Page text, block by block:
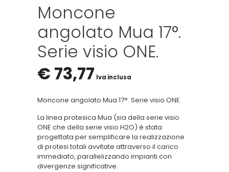
Moncone
angolato Mua 17°.
Serie visio ONE.
€ 73,77 Iva inclusa
Moncone angolato Mua 17°. Serie visio ONE.
La linea protesica Mua (sia della serie visio
ONE che della serie visio H2O) è stata
progettata per semplificare la realizzazione
di protesi totali avvitate attraverso il carico
immediato, parallelizzando impianti con
divergenze significative.